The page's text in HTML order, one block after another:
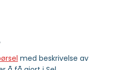
med beskrivelse av